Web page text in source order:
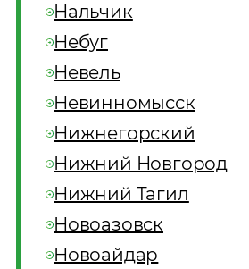
Нальчик
Небуг
Невель
Невинномысск
Нижнегорский
Нижний Новгород
Нижний Тагил
Новоазовск
Новоайдар